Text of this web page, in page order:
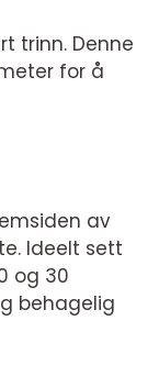
trinn. Denne
for å
av
Ideelt sett
og 30
behagelig